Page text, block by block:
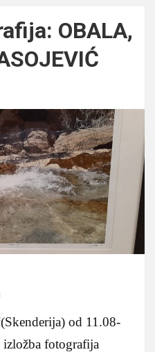
OBALA,
od 11.08-
fotografija